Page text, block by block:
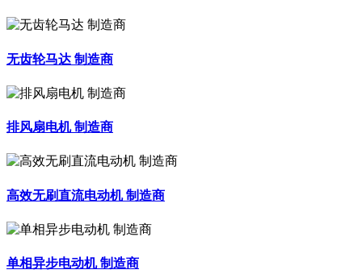
无齿轮马达 制造商
排风扇电机 制造商
高效无刷直流电动机 制造商
单相异步电动机 制造商